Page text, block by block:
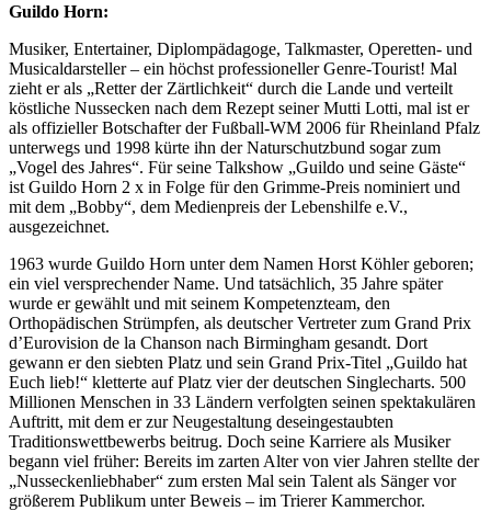
Guildo Horn:
Musiker, Entertainer, Diplompädagoge, Talkmaster, Operetten- und
Musicaldarsteller – ein höchst professioneller Genre-Tourist! Mal
zieht er als „Retter der Zärtlichkeit“ durch die Lande und verteilt
köstliche Nussecken nach dem Rezept seiner Mutti Lotti, mal ist er
als offizieller Botschafter der Fußball-WM 2006 für Rheinland Pfalz
unterwegs und 1998 kürte ihn der Naturschutzbund sogar zum
„Vogel des Jahres“. Für seine Talkshow „Guildo und seine Gäste“
ist Guildo Horn 2 x in Folge für den Grimme-Preis nominiert und
mit dem „Bobby“, dem Medienpreis der Lebenshilfe e.V.,
ausgezeichnet.
1963 wurde Guildo Horn unter dem Namen Horst Köhler geboren;
ein viel versprechender Name. Und tatsächlich, 35 Jahre später
wurde er gewählt und mit seinem Kompetenzteam, den
Orthopädischen Strümpfen, als deutscher Vertreter zum Grand Prix
d’Eurovision de la Chanson nach Birmingham gesandt. Dort
gewann er den siebten Platz und sein Grand Prix-Titel „Guildo hat
Euch lieb!“ kletterte auf Platz vier der deutschen Singlecharts. 500
Millionen Menschen in 33 Ländern verfolgten seinen spektakulären
Auftritt, mit dem er zur Neugestaltung deseingestaubten
Traditionswettbewerbs beitrug. Doch seine Karriere als Musiker
begann viel früher: Bereits im zarten Alter von vier Jahren stellte der
„Nusseckenliebhaber“ zum ersten Mal sein Talent als Sänger vor
größerem Publikum unter Beweis – im Trierer Kammerchor.